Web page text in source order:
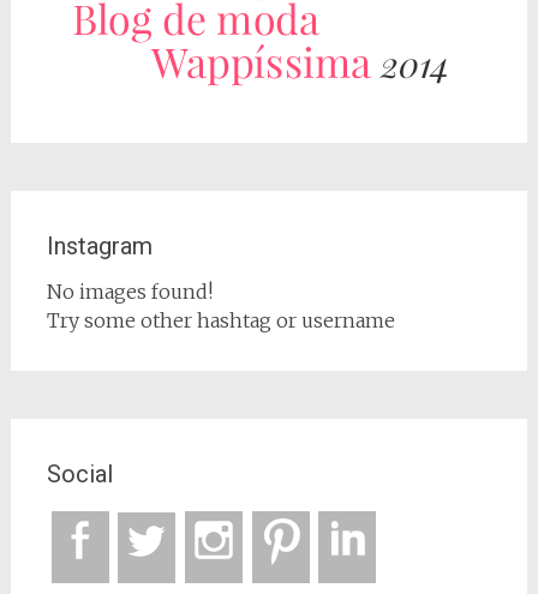
Instagram
No images found!
Try some other hashtag or username
Social